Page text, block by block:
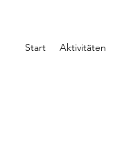
Start Aktivitäten